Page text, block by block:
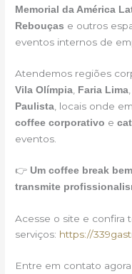
Memorial da América
Rebouças e outros
eventos internos de
Atendemos regiões
Vila Olímpia Faria Lima
Paulista , locais onde
coffee corporativo e
eventos.
👉 Um coffee break
transmite
Acesse o site e confira
serviços: https://
Entre em contato